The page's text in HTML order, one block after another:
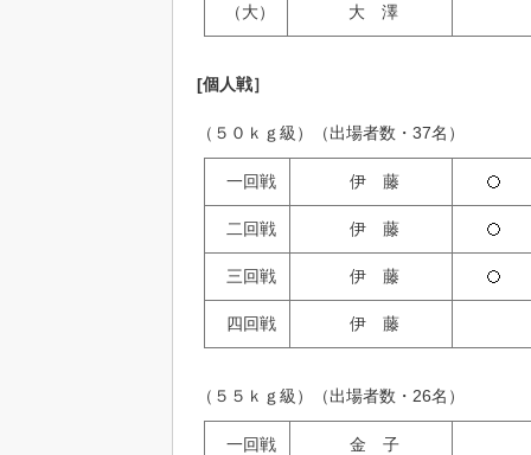
（大） 大 澤
[個人戦］
（５０ｋｇ級）（出場者数・37名）
一回戦 伊 藤
二回戦 伊 藤
三回戦 伊 藤
四回戦 伊 藤
（５５ｋｇ級）（出場者数・26名）
一回戦 金 子